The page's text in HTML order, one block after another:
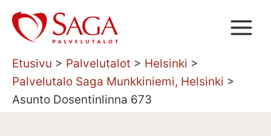
Siirry
sisältöön
Etusivu > Palvelutalot > Helsinki >
Palvelutalo Saga Munkkiniemi, Helsinki >
Asunto Dosentinlinna 673